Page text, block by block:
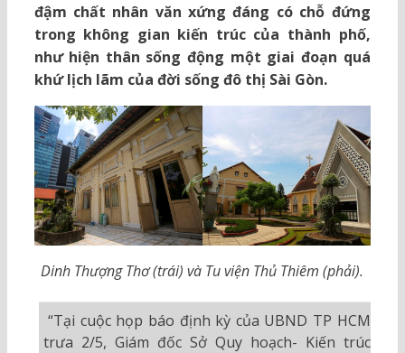
đậm chất nhân văn xứng đáng có chỗ đứng
trong không gian kiến trúc của thành phố,
như hiện thân sống động một giai đoạn quá
khứ lịch lãm của đời sống đô thị Sài Gòn.
Dinh Thượng Thơ (trái) và Tu viện Thủ Thiêm (phải).
“Tại cuộc họp báo định kỳ của UBND TP HCM
trưa 2/5, Giám đốc Sở Quy hoạch- Kiến trúc